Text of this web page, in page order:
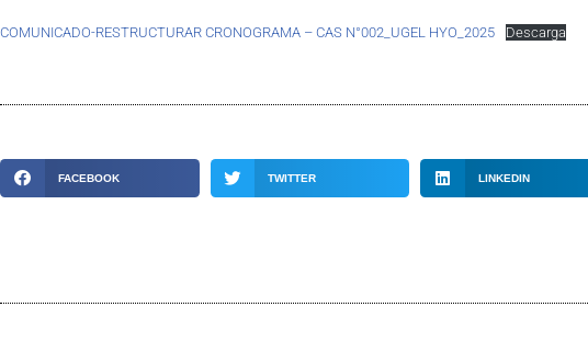
COMUNICADO-RESTRUCTURAR CRONOGRAMA – CAS N°002_UGEL HYO_2025 Descarga
FACEBOOK TWITTER LINKEDIN